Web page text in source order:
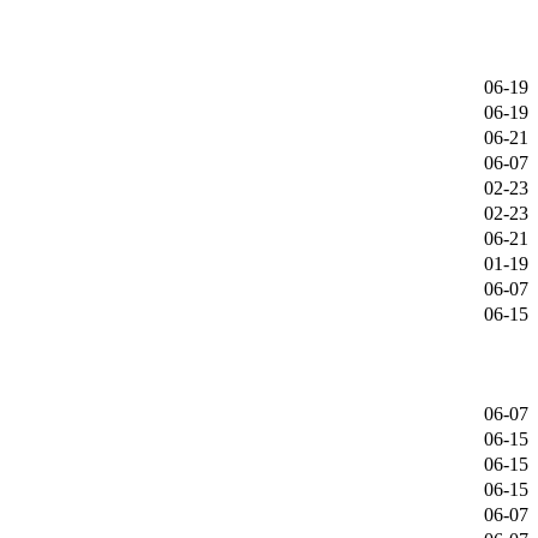
06-19
06-19
06-21
06-07
02-23
02-23
06-21
01-19
06-07
06-15
06-07
06-15
06-15
06-15
06-07